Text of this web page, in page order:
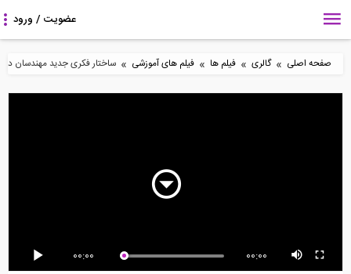
صفحه اصلی » گالری » فیلم ها » فیلم های آموزشی » ساختار فکری جدید مهندسان در
ساخت یک ویلای بتن
9:43
2:31
6:49
00:00 00:00